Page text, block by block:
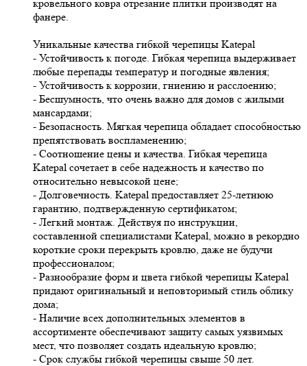
кровельного ковра отрезание плитки производят на
фанере.
Уникальные качества гибкой черепицы Katepal
- Устойчивость к погоде. Гибкая черепица выдерживает
любые перепады температур и погодные явления;
- Устойчивость к коррозии, гниению и расслоению;
- Бесшумность, что очень важно для домов с жилыми
мансардами;
- Безопасность. Мягкая черепица обладает способностью
препятствовать воспламенению;
- Соотношение цены и качества. Гибкая черепица
Katepal сочетает в себе надежность и качество по
относительно невысокой цене;
- Долговечность. Katepal предоставляет 25-летнюю
гарантию, подтвержденную сертификатом;
- Легкий монтаж. Действуя по инструкции,
составленной специалистами Katepal, можно в рекордно
короткие сроки перекрыть кровлю, даже не будучи
профессионалом;
- Разнообразие форм и цвета гибкой черепицы Katepal
придают оригинальный и неповторимый стиль облику
дома;
- Наличие всех дополнительных элементов в
ассортименте обеспечивают защиту самых уязвимых
мест, что позволяет создать идеальную кровлю;
- Срок службы гибкой черепицы свыше 50 лет.